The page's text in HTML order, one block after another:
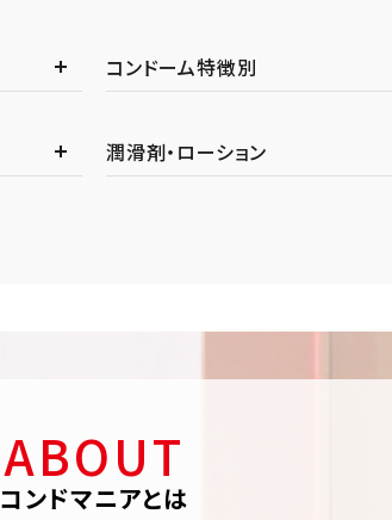
コンドーム特徴別
潤滑剤・ローション
ABOUT
コンドマニアとは